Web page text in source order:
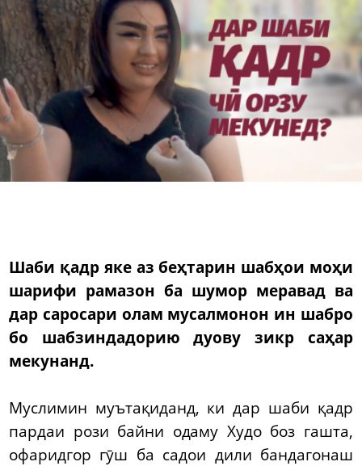
Шаби қадр яке аз беҳтарин шабҳои моҳи
шарифи рамазон ба шумор меравад ва
дар саросари олам мусалмонон ин шабро
бо шабзиндадорию дуову зикр саҳар
мекунанд.
Муслимин муътақиданд, ки дар шаби қадр
пардаи рози байни одаму Худо боз гашта,
офаридгор гӯш ба садои дили бандагонаш